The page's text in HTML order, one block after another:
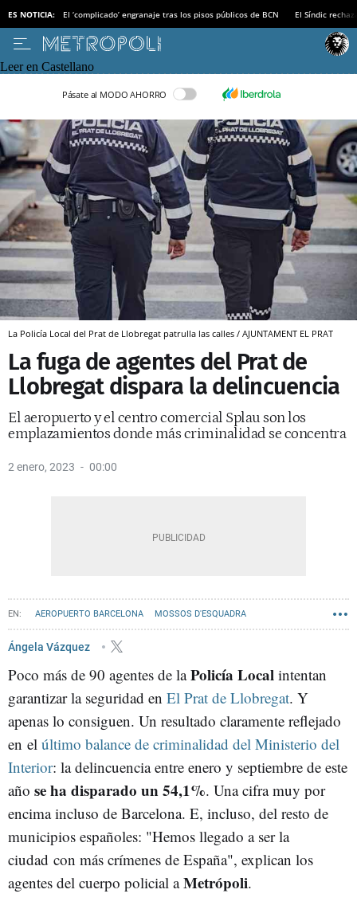
ES NOTICIA: El ‘complicado’ engranaje tras los pisos públicos de BCN El Síndic
Leer en Castellano
Pásate al MODO AHORRO
La Policía Local del Prat de Llobregat patrulla las calles / AJUNTAMENT EL PRAT
La fuga de agentes del Prat de
Llobregat dispara la delincuencia
El aeropuerto y el centro comercial Splau son los
emplazamientos donde más criminalidad se concentra
2 enero, 2023 00:00
AEROPUERTO BARCELONA MOSSOS D'ESQUADRA
GUARDIA URBANA DELINCUENCIA
EL PRAT DE LLOBREGAT
Ángela Vázquez
Poco más de 90 agentes de laPolicía Local intentan
garantizar la seguridad en El Prat de Llobregat. Y
apenas lo consiguen. Un resultado claramente reflejado
en el último balance de criminalidad del Ministerio del
Interior: la delincuencia entre enero y septiembre de este
año se ha disparado un 54,1%. Una cifra muy por
encima incluso de Barcelona. E, incluso, del resto de
municipios españoles: "Hemos llegado a ser la
ciudad con más crímenes de España", explican los
agentes del cuerpo policial aMetrópoli.